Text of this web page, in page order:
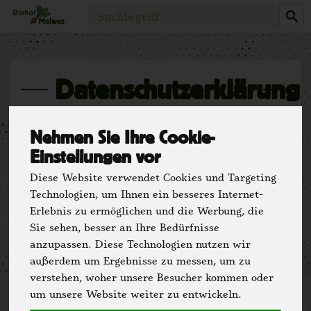
Nehmen Sie Ihre Cookie-
Einstellungen vor
Diese Website verwendet Cookies und Targeting
Technologien, um Ihnen ein besseres Internet-
Erlebnis zu ermöglichen und die Werbung, die
Sie sehen, besser an Ihre Bedürfnisse
anzupassen. Diese Technologien nutzen wir
außerdem um Ergebnisse zu messen, um zu
verstehen, woher unsere Besucher kommen oder
um unsere Website weiter zu entwickeln.
Produkt
Datenschutzerklärung
Meiwes
Einstellungen ändern
Datenschutz des Biohof Meiwes'
Wir handeln mit Naturkost - Nicht mit Ihren
Daten! Das versprechen wir Ihnen.
Ihre Daten werden ausschließlich zur